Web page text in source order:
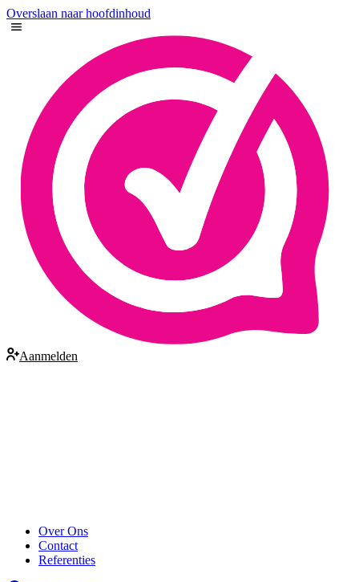
Overslaan naar hoofdinhoud
Aanmelden
Over Ons
Contact
Referenties